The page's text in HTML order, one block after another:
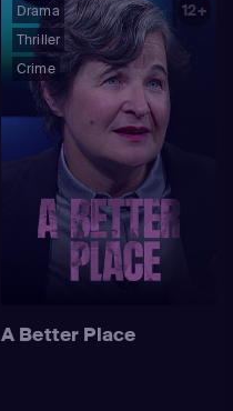
Drama
Thriller
Crime
12+
A Better Place